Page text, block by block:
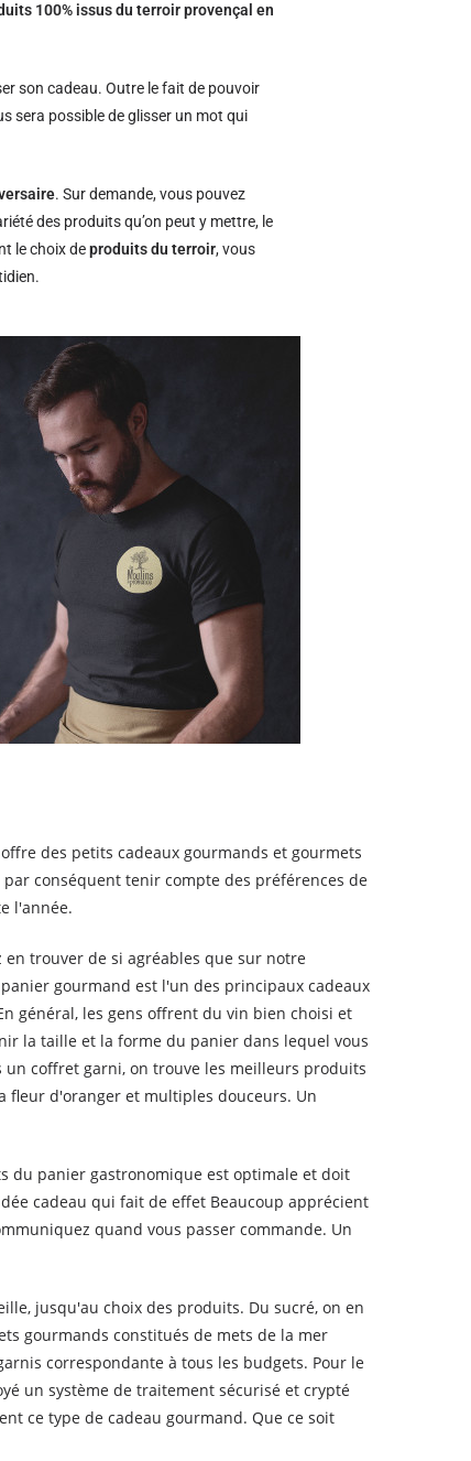
100% issus du terroir provençal en
son cadeau. Outre le fait de pouvoir
sera possible de glisser un mot qui
. Sur demande, vous pouvez
des produits qu’on peut y mettre, le
le choix deproduits du terroir, vous
des petits cadeaux gourmands et gourmets
conséquent tenir compte des préférences de
l'année.
en trouver de si agréables que sur notre
gourmand est l'un des principaux cadeaux
général, les gens offrent du vin bien choisi et
la taille et la forme du panier dans lequel vous
un coffret garni, on trouve les meilleurs produits
fleur d'oranger et multiples douceurs. Un
du panier gastronomique est optimale et doit
cadeau qui fait de effet Beaucoup apprécient
quand vous passer commande. Un
jusqu'au choix des produits. Du sucré, on en
gourmands constitués de mets de la mer
correspondante à tous les budgets. Pour le
un système de traitement sécurisé et crypté
ce type de cadeau gourmand. Que ce soit